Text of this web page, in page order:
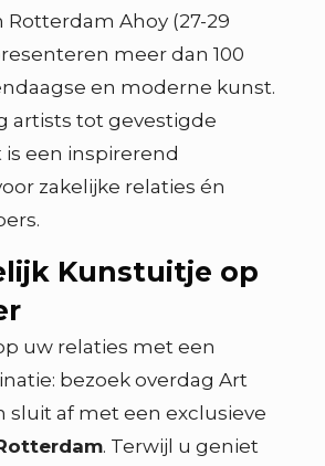
Ahoy (27-29
meer dan 100
en moderne kunst.
artists tot gevestigde
een inspirerend
zakelijke relaties én
Kunstuitje op
uw relaties met een
bezoek overdag Art
sluit af met een exclusieve
. Terwijl u geniet